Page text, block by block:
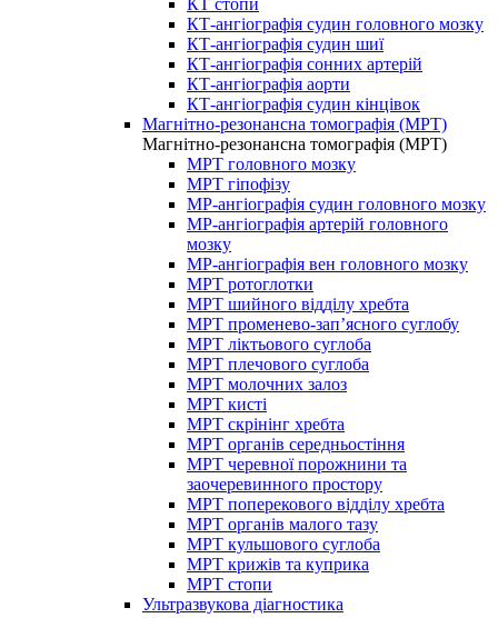
КТ стопи
КТ-ангіографія судин головного мозку
КТ-ангіографія судин шиї
КТ-ангіографія сонних артерій
КТ-ангіографія аорти
КТ-ангіографія судин кінцівок
Магнітно-резонансна томографія (МРТ)
Магнітно-резонансна томографія (МРТ)
МРТ головного мозку
МРТ гіпофізу
МР-ангіографія судин головного мозку
МР-ангіографія артерій головного
мозку
МР-ангіографія вен головного мозку
МРТ ротоглотки
МРТ шийного відділу хребта
МРТ променево-зап’ясного суглобу
МРТ ліктьового суглоба
МРТ плечового суглоба
МРТ молочних залоз
МРТ кисті
МРТ скрінінг хребта
МРТ органів середньостіння
МРТ черевної порожнини та
заочеревинного простору
МРТ поперекового відділу хребта
МРТ органів малого тазу
МРТ кульшового суглоба
МРТ крижів та куприка
МРТ стопи
Ультразвукова діагностика